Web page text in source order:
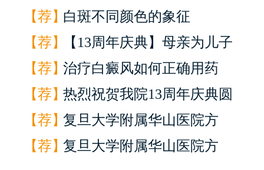
【荐】白斑不同颜色的象征
【荐】
【13周年庆典】母亲为儿子
【荐】治疗白癜风如何正确用药
【荐】热烈祝贺我院13周年庆典圆
【荐】复旦大学附属华山医院方
【荐】复旦大学附属华山医院方